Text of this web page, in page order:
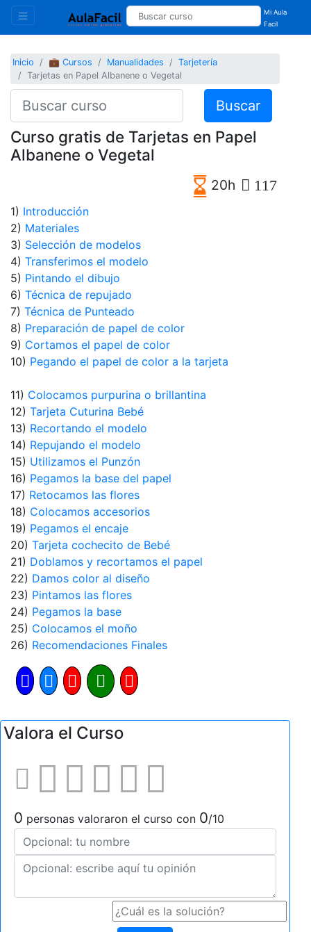
Mi Aula
Facil
Inicio 💼 Cursos Manualidades
Tarjetería
Tarjetas en Papel Albanene o Vegetal
Buscar
Curso gratis de Tarjetas en Papel
Albanene o Vegetal
20h 117
1) Introducción
2) Materiales
3) Selección de modelos
4) Transferimos el modelo
5) Pintando el dibujo
6) Técnica de repujado
7) Técnica de Punteado
8) Preparación de papel de color
9) Cortamos el papel de color
10) Pegando el papel de color a la tarjeta
11) Colocamos purpurina o brillantina
12) Tarjeta Cuturina Bebé
13) Recortando el modelo
14) Repujando el modelo
15) Utilizamos el Punzón
16) Pegamos la base del papel
17) Retocamos las flores
18) Colocamos accesorios
19) Pegamos el encaje
20) Tarjeta cochecito de Bebé
21) Doblamos y recortamos el papel
22) Damos color al diseño
23) Pintamos las flores
24) Pegamos la base
25) Colocamos el moño
26) Recomendaciones Finales
Valora el Curso
0 personas valoraron el curso con 0/10